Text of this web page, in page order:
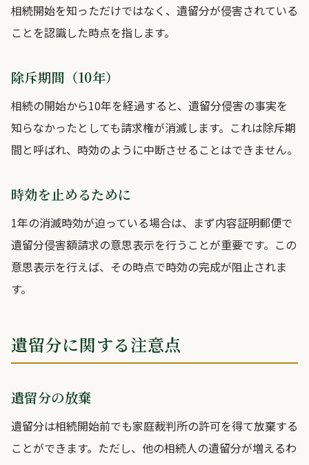
相続開始を知っただけではなく、遺留分が侵害されている
ことを認識した時点を指します。
除斥期間（10年）
相続の開始から10年を経過すると、遺留分侵害の事実を
知らなかったとしても請求権が消滅します。これは除斥期
間と呼ばれ、時効のように中断させることはできません。
時効を止めるために
1年の消滅時効が迫っている場合は、まず内容証明郵便で
遺留分侵害額請求の意思表示を行うことが重要です。この
意思表示を行えば、その時点で時効の完成が阻止されま
す。
遺留分に関する注意点
遺留分の放棄
遺留分は相続開始前でも家庭裁判所の許可を得て放棄する
ことができます。ただし、他の相続人の遺留分が増えるわ